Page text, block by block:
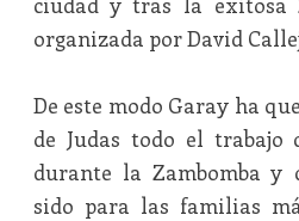
organizada por David
De este modo Garay ha
de Judas todo el trabajo
durante la Zambomba
sido para las familias